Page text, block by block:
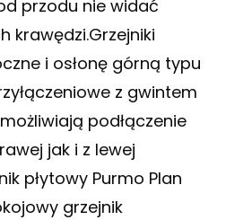
przodu nie widać
krawędzi.Grzejniki
i osłonę górną typu
z gwintem
podłączenie
jak i z lewej
płytowy Purmo Plan
grzejnik